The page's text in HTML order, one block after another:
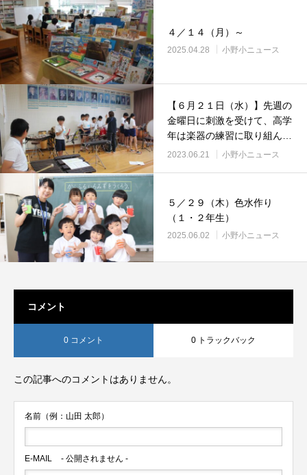
４／１４（月）～
2025.04.28 小野小ニュース
【６月２１日（水）】先週の
金曜日に刺激を受けて、高学
年は楽器の練習に取り組んで
います。低の生活科と３年生
2023.06.21 小野小ニュース
５／２９（木）色水作り
（１・２年生）
2025.06.02 小野小ニュース
コメント
0 コメント 0 トラックバック
この記事へのコメントはありません。
名前（例：山田 太郎）
E-MAIL - 公開されません -